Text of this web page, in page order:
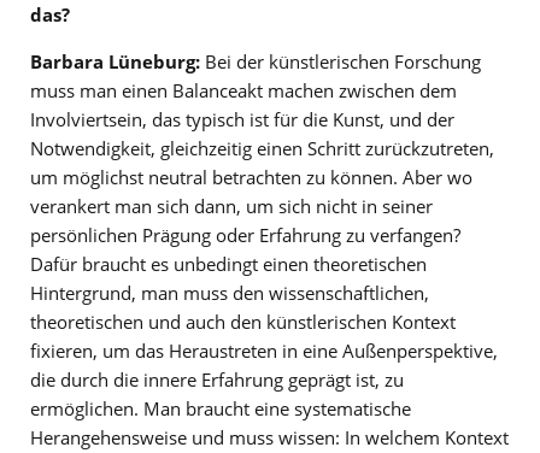
das?
Barbara Lüneburg: Bei der künstlerischen Forschung
muss man einen Balanceakt machen zwischen dem
Involviertsein, das typisch ist für die Kunst, und der
Notwendigkeit, gleichzeitig einen Schritt zurückzutreten,
um möglichst neutral betrachten zu können. Aber wo
verankert man sich dann, um sich nicht in seiner
persönlichen Prägung oder Erfahrung zu verfangen?
Dafür braucht es unbedingt einen theoretischen
Hintergrund, man muss den wissenschaftlichen,
theoretischen und auch den künstlerischen Kontext
fixieren, um das Heraustreten in eine Außenperspektive,
die durch die innere Erfahrung geprägt ist, zu
ermöglichen. Man braucht eine systematische
Herangehensweise und muss wissen: In welchem Kontext